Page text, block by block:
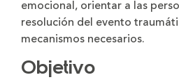
emocional, orientar a las
resolución del evento
mecanismos necesarios.
Objetivo